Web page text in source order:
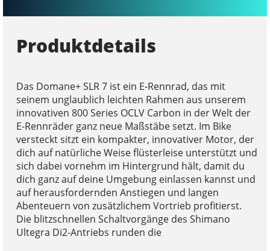
Produktdetails
Das Domane+ SLR 7 ist ein E-Rennrad, das mit
seinem unglaublich leichten Rahmen aus unserem
innovativen 800 Series OCLV Carbon in der Welt der
E-Rennräder ganz neue Maßstäbe setzt. Im Bike
versteckt sitzt ein kompakter, innovativer Motor, der
dich auf natürliche Weise flüsterleise unterstützt und
sich dabei vornehm im Hintergrund hält, damit du
dich ganz auf deine Umgebung einlassen kannst und
auf herausfordernden Anstiegen und langen
Abenteuern von zusätzlichem Vortrieb profitierst.
Die blitzschnellen Schaltvorgänge des Shimano
Ultegra Di2-Antriebs runden die